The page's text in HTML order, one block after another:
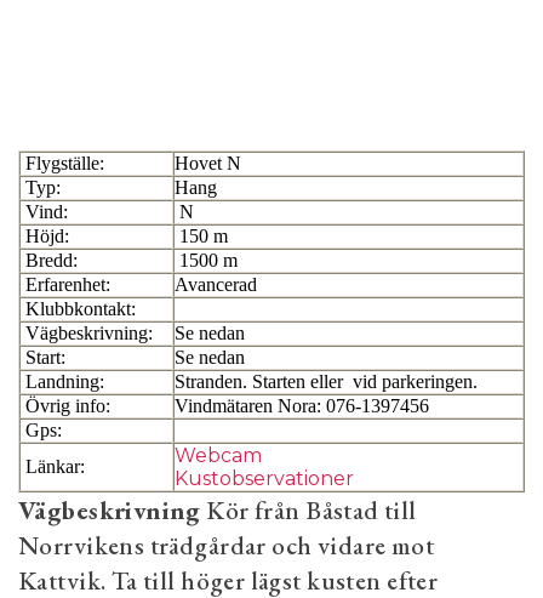
Flygställe:
Hovet N
Typ:
Hang
Vind:
N
Höjd:
150 m
Bredd:
1500 m
Erfarenhet:
Avancerad
Klubbkontakt:
Vägbeskrivning:
Se nedan
Start:
Se nedan
Landning:
Stranden. Starten eller vid parkeringen.
Övrig info:
Vindmätaren Nora: 076-1397456
Gps:
Länkar:
Webcam
Kustobservationer
Vägbeskrivning Kör från Båstad till
Norrvikens trädgårdar och vidare mot
Kattvik. Ta till höger lägst kusten efter